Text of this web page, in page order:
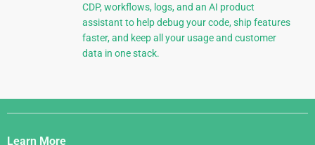
CDP, workflows, logs, and an AI product
assistant to help debug your code, ship features
faster, and keep all your usage and customer
data in one stack.
Django
Links
Learn More